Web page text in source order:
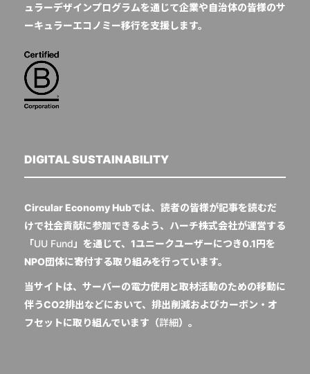
ュラーデザインプログラムを通じて企業や自治体の皆様のサ
ーキュラーエコノミー移行を支援します。
DIGITAL SUSTAINABILITY
Circular Economy Hubでは、読者の皆様が記事を読むだ
けで社会貢献に参加できるよう、ハーチ株式会社が運営する
「UU Fund 」を通じて、1ユニークユーザーにつき0.1円を
NPO団体に寄付する取り組みを行っています。
当サイトは、サーバーの電力使用と取材活動のための移動に
伴うCO2排出などにおいて、排出削減およびカーボン・オ
フセットに取り組んでいます（詳細）。